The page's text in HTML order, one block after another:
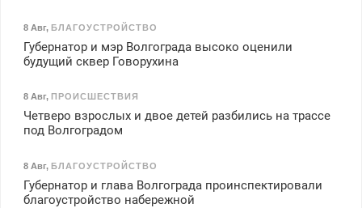
8 Авг, БЛАГОУСТРОЙСТВО
Губернатор и мэр Волгограда высоко оценили
будущий сквер Говорухина
8 Авг, ПРОИСШЕСТВИЯ
Четверо взрослых и двое детей разбились на трассе
под Волгоградом
8 Авг, БЛАГОУСТРОЙСТВО
Губернатор и глава Волгограда проинспектировали
благоустройство набережной